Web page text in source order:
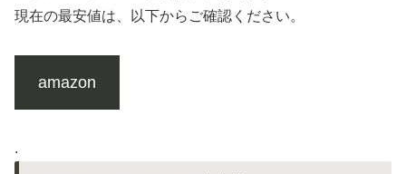
現在の最安値は、以下からご確認ください。
amazon
.